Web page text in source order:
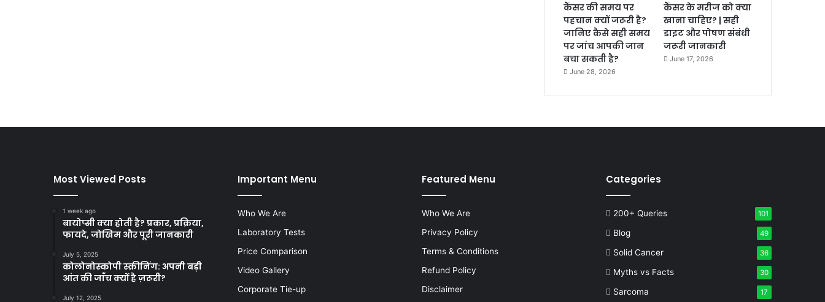
कैंसर की समय पर
पहचान क्यों जरूरी है?
जानिए कैसे सही समय
पर जांच आपकी जान
बचा सकती है?
June 28, 2026
कैंसर के मरीज को क्या
खाना चाहिए? | सही
डाइट और पोषण संबंधी
जरूरी जानकारी
June 17, 2026
Most Viewed Posts
1 week ago
बायोप्सी क्या होती है? प्रकार, प्रक्रिया,
फायदे, जोखिम और पूरी जानकारी
July 5, 2025
कोलोनोस्कोपी स्क्रीनिंग: अपनी बड़ी
आंत की जाँच क्यों है ज़रूरी?
July 12, 2025
Important Menu
Who We Are
Laboratory Tests
Price Comparison
Video Gallery
Corporate Tie-up
Featured Menu
Who We Are
Privacy Policy
Terms & Conditions
Refund Policy
Disclaimer
Categories
200+ Queries 101
Blog 49
Solid Cancer 36
Myths vs Facts 30
Sarcoma 17